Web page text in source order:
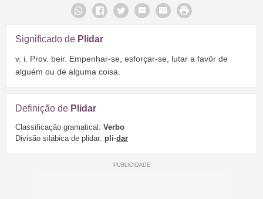
Significado de Plidar
v. i. Prov. beir. Empenhar-se, esforçar-se, lutar a favôr de
alguém ou de alguma coisa.
Definição de Plidar
Classificação gramatical: Verbo
Divisão silábica de plidar: pli·dar